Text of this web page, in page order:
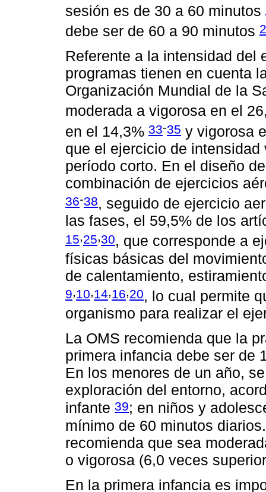
sesión es de 30 a 60 minutos
debe ser de 60 a 90 minutos
Referente a la intensidad del
programas tienen en cuenta
Organización Mundial de la
moderada a vigorosa en el
en el 14,3% 33-35 y vigorosa
que el ejercicio de
período corto. En el diseño
combinación de ejercicios
36-38, seguido de ejercicio
las fases, el 59,5% de los
15,25,30, que corresponde a
físicas básicas del
de calentamiento,
9,10,14,16,20, lo cual permite
organismo para realizar el
La OMS recomienda que la
primera infancia debe ser de
En los menores de un año,
exploración del entorno,
infante 39; en niños y
mínimo de 60 minutos
recomienda que sea
o vigorosa (6,0 veces
En la primera infancia es